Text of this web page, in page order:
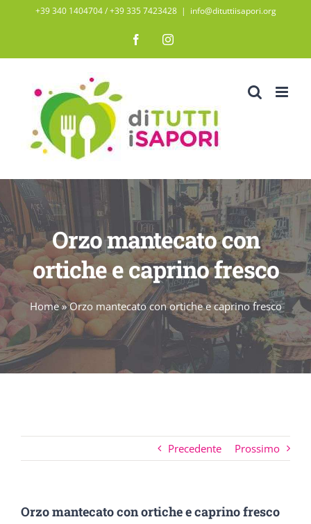
contenuto
+39 340 1404704 / ‭+39 335 7423428‬ | info@dituttiisapori.org
FacebookInstagram
Orzo mantecato con
ortiche e caprino fresco
Home»Orzo mantecato con ortiche e caprino fresco
Precedente Prossimo
Orzo mantecato con ortiche e caprino fresco